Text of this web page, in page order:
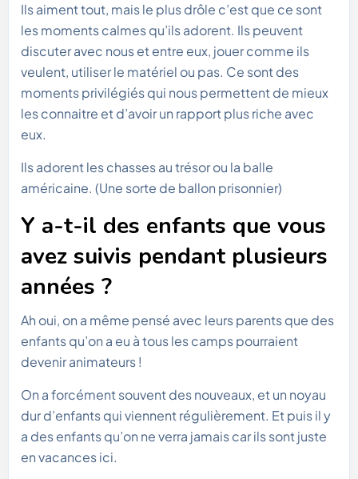
Ils aiment tout, mais le plus drôle c’est que ce sont
les moments calmes qu’ils adorent. Ils peuvent
discuter avec nous et entre eux, jouer comme ils
veulent, utiliser le matériel ou pas. Ce sont des
moments privilégiés qui nous permettent de mieux
les connaitre et d’avoir un rapport plus riche avec
eux.
Ils adorent les chasses au trésor ou la balle
américaine. (Une sorte de ballon prisonnier)
Y a-t-il des enfants que vous
avez suivis pendant plusieurs
années ?
Ah oui, on a même pensé avec leurs parents que des
enfants qu’on a eu à tous les camps pourraient
devenir animateurs !
On a forcément souvent des nouveaux, et un noyau
dur d’enfants qui viennent régulièrement. Et puis il y
a des enfants qu’on ne verra jamais car ils sont juste
en vacances ici.